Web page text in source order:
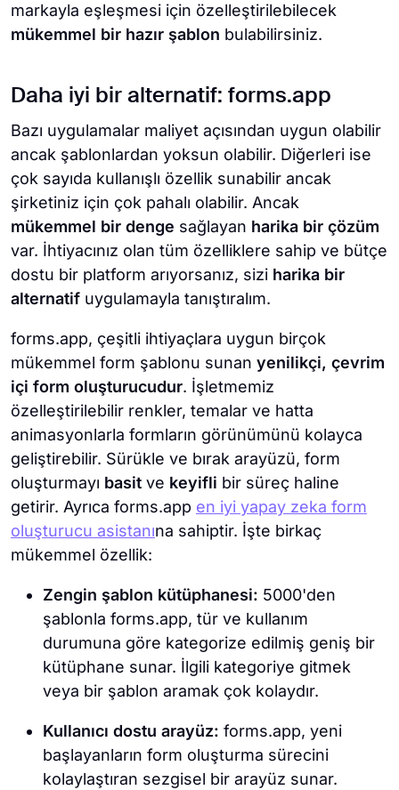
markayla eşleşmesi için özelleştirilebilecek
mükemmel bir hazır şablon bulabilirsiniz.
Daha iyi bir alternatif: forms.app
Bazı uygulamalar maliyet açısından uygun olabilir
ancak şablonlardan yoksun olabilir. Diğerleri ise
çok sayıda kullanışlı özellik sunabilir ancak
şirketiniz için çok pahalı olabilir. Ancak
mükemmel bir denge sağlayan harika bir çözüm
var. İhtiyacınız olan tüm özelliklere sahip ve bütçe
dostu bir platform arıyorsanız, sizi harika bir
alternatif uygulamayla tanıştıralım.
forms.app, çeşitli ihtiyaçlara uygun birçok
mükemmel form şablonu sunan yenilikçi, çevrim
içi form oluşturucudur. İşletmemiz
özelleştirilebilir renkler, temalar ve hatta
animasyonlarla formların görünümünü kolayca
geliştirebilir. Sürükle ve bırak arayüzü, form
oluşturmayı basit ve keyifli bir süreç haline
getirir. Ayrıca forms.app en iyi yapay zeka form
oluşturucu asistanına sahiptir. İşte birkaç
mükemmel özellik:
Zengin şablon kütüphanesi: 5000'den
şablonla forms.app, tür ve kullanım
durumuna göre kategorize edilmiş geniş bir
kütüphane sunar. İlgili kategoriye gitmek
veya bir şablon aramak çok kolaydır.
Kullanıcı dostu arayüz: forms.app, yeni
başlayanların form oluşturma sürecini
kolaylaştıran sezgisel bir arayüz sunar.